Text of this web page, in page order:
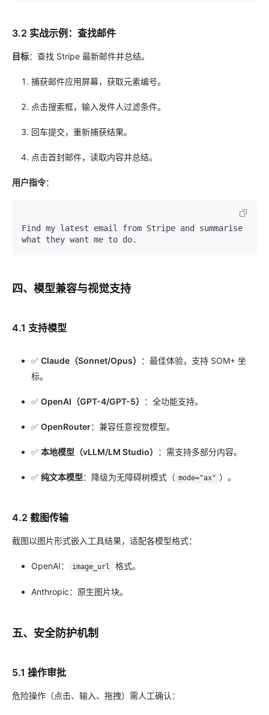
3.2 实战示例：查找邮件
目标：查找 Stripe 最新邮件并总结。
捕获邮件应用屏幕，获取元素编号。
点击搜索框，输入发件人过滤条件。
回车提交，重新捕获结果。
点击首封邮件，读取内容并总结。
用户指令：
Find my latest email from Stripe and summarise
四、模型兼容与视觉支持
4.1 支持模型
✅ Claude（Sonnet/Opus）
：最佳体验，支持 SOM+ 坐
标。
✅ OpenAI（GPT-4/GPT-5） ：全功能支持。
✅ OpenRouter：兼容任意视觉模型。
✅ 本地模型（vLLM/LM Studio） ：需支持多部分内容。
✅ 纯文本模型：降级为无障碍树模式（ mode="ax" ）。
4.2 截图传输
截图以图片形式嵌入工具结果，适配各模型格式：
OpenAI： image_url 格式。
Anthropic：原生图片块。
五、安全防护机制
5.1 操作审批
危险操作（点击、输入、拖拽）需人工确认：